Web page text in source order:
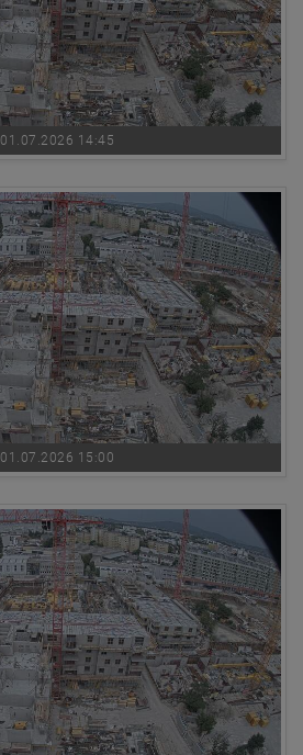
01.07.2026 14:45
01.07.2026 15:00